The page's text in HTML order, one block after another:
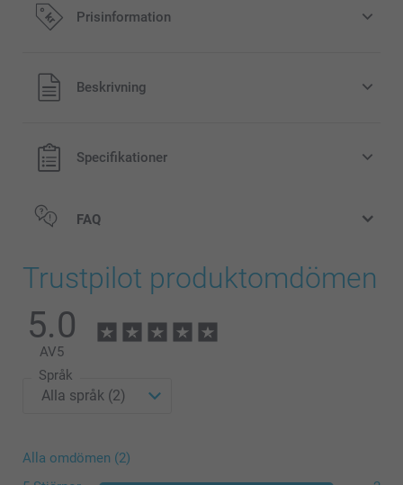
Prisinformation
Alla priser är i svenska kronor (SEK), inklusive moms och
exklusive porto.
Beskrivning
Specifikationer
FAQ
Trustpilot produktomdömen
5.0
AV5
Språk
Alla omdömen (2)